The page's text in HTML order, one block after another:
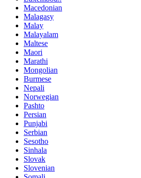
Macedonian
Malagasy
Malay
Malayalam
Maltese
Maori
Marathi
Mongolian
Burmese
Nepali
Norwegian
Pashto
Persian
Punjabi
Serbian
Sesotho
Sinhala
Slovak
Slovenian